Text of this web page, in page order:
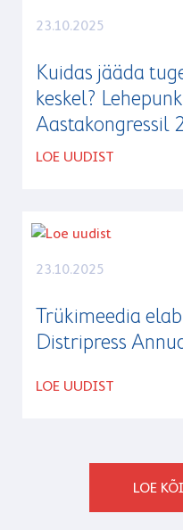
23.10.2025
Kuidas jääda
keskel?
Aastakongressil
LOE UUDIST
23.10.2025
Trükimeedia
Distripress
LOE UUDIST
LOE